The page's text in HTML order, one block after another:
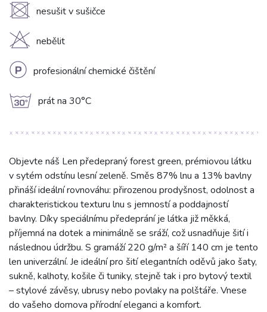
U nesušit v sušičce
H nebělit
L profesionální chemické čištění
g prát na 30°C
Objevte náš Len předepraný forest green, prémiovou látku
v sytém odstínu lesní zeleně. Směs 87% lnu a 13% bavlny
přináší ideální rovnováhu: přirozenou prodyšnost, odolnost a
charakteristickou texturu lnu s jemností a poddajností
bavlny. Díky speciálnímu předeprání je látka již měkká,
příjemná na dotek a minimálně se sráží, což usnadňuje šití i
následnou údržbu. S gramáží 220 g/m² a šíří 140 cm je tento
len univerzální. Je ideální pro šití elegantních oděvů jako šaty,
sukně, kalhoty, košile či tuniky, stejně tak i pro bytový textil
– stylové závěsy, ubrusy nebo povlaky na polštáře. Vnese
do vašeho domova přírodní eleganci a komfort.